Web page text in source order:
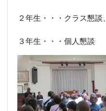
２ 年生・・・クラス懇談、
３ 年生・・・個人懇談